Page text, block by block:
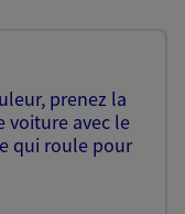
prenez la
voiture avec le
qui roule pour